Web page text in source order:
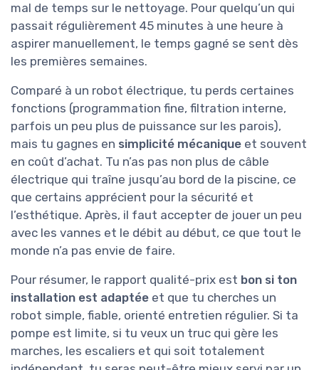
mal de temps sur le nettoyage. Pour quelqu’un qui
passait régulièrement 45 minutes à une heure à
aspirer manuellement, le temps gagné se sent dès
les premières semaines.
Comparé à un robot électrique, tu perds certaines
fonctions (programmation fine, filtration interne,
parfois un peu plus de puissance sur les parois),
mais tu gagnes en simplicité mécanique et souvent
en coût d’achat. Tu n’as pas non plus de câble
électrique qui traîne jusqu’au bord de la piscine, ce
que certains apprécient pour la sécurité et
l’esthétique. Après, il faut accepter de jouer un peu
avec les vannes et le débit au début, ce que tout le
monde n’a pas envie de faire.
Pour résumer, le rapport qualité-prix est bon si ton
installation est adaptée et que tu cherches un
robot simple, fiable, orienté entretien régulier. Si ta
pompe est limite, si tu veux un truc qui gère les
marches, les escaliers et qui soit totalement